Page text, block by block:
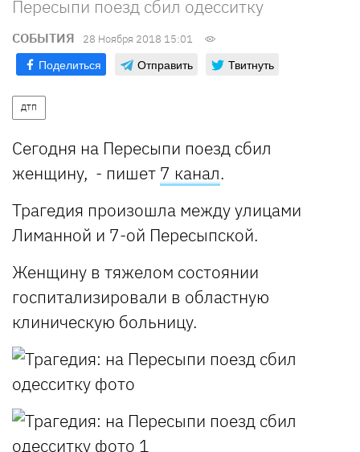
Пересыпи поезд сбил одесситку
СОБЫТИЯ 28 Ноября 2018 15:01
Поделиться Отправить Твитнуть
ДТП
Сегодня на Пересыпи поезд сбил
женщину, - пишет 7 канал.
Трагедия произошла между улицами
Лиманной и 7-ой Пересыпской.
Женщину в тяжелом состоянии
госпитализировали в областную
клиническую больницу.